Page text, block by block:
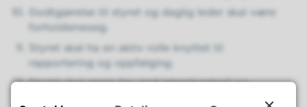
Godtgjørelse til styret og daglig leder skal være
forholdsmessig.
Styret skal ha en aktiv rolle knyttet til
rapportering og oppfølging.
Styret skal sørge for god internkontroll og